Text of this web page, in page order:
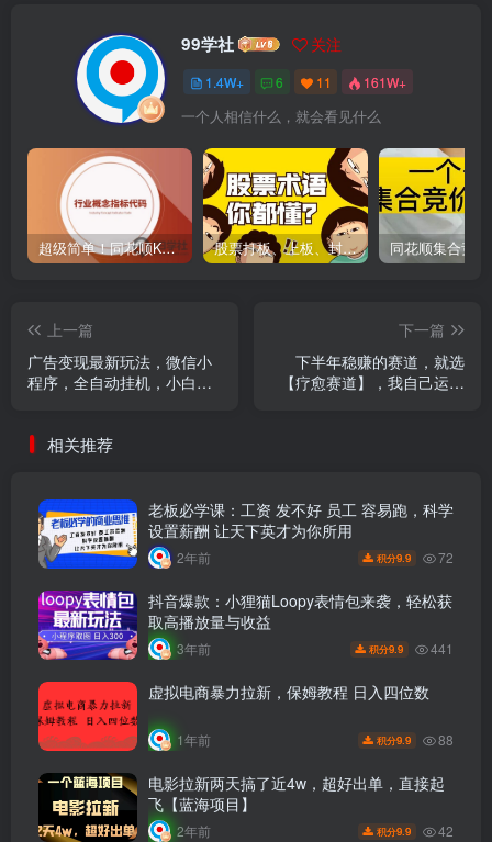
99学社 关注
1.4W+ 6 11 161W+
一个人相信什么，就会看见什么
超级简单！同花顺K线界面显示行业概念指标代码图解 股票打板、上板、封板、翘板、炸板是什么意思？炒股你必须懂的暗语！
上一篇
广告变现最新玩法，微信小
程序，全自动挂机，小白也
下一篇
下半年稳赚的赛道，就选
【疗愈赛道】，我自己运行
相关推荐
老板必学课：工资 发不好 员工 容易跑，科学
设置薪酬 让天下英才为你所用
2年前 积分9.9 72
抖音爆款：小狸猫Loopy表情包来袭，轻松获
取高播放量与收益
3年前 积分9.9 441
虚拟电商暴力拉新，保姆教程 日入四位数
1年前 积分9.9 88
电影拉新两天搞了近4w，超好出单，直接起
飞【蓝海项目】
2年前 积分9.9 42